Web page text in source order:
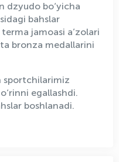
dzyudo bo‘yicha
bahslar
jamoasi a’zolari
bronza medallarini
sportchilarimiz
egallashdi.
boshlanadi.